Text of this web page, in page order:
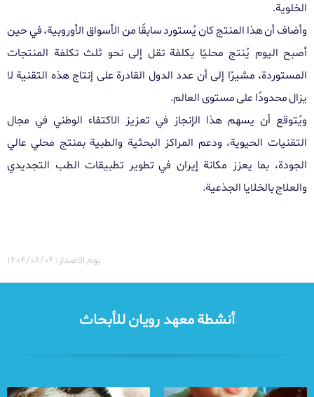
الخلوية.
وأضاف أن هذا المنتج كان يُستورد سابقًا من الأسواق الأوروبية، في حين
أصبح اليوم يُنتج محليًا بكلفة تقل إلى نحو ثلث تكلفة المنتجات
المستوردة، مشيرًا إلى أن عدد الدول القادرة على إنتاج هذه التقنية لا
يزال محدودًا على مستوى العالم.
ويُتوقع أن يسهم هذا الإنجاز في تعزيز الاكتفاء الوطني في مجال
التقنيات الحيوية، ودعم المراكز البحثية والطبية بمنتج محلي عالي
الجودة، بما يعزز مكانة إيران في تطوير تطبيقات الطب التجديدي
والعلاج بالخلايا الجذعية.
یوم الاصدار: ۱۴۰۴/۰۸/۰۴
أنشطة معهد رويان للأبحاث